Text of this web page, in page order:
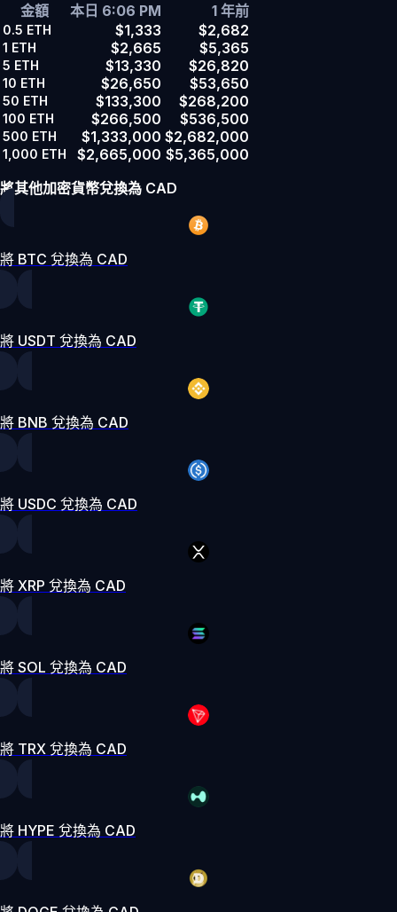
金額
本日 6:06 PM 1 年前
0.5 ETH $1,333 $2,682
1 ETH $2,665 $5,365
5 ETH $13,330 $26,820
10 ETH $26,650 $53,650
50 ETH $133,300 $268,200
100 ETH $266,500 $536,500
500 ETH $1,333,000 $2,682,000
1,000 ETH $2,665,000 $5,365,000
將其他加密貨幣兌換為 CAD
將 BTC 兌換為 CAD
將 USDT 兌換為 CAD
將 BNB 兌換為 CAD
將 USDC 兌換為 CAD
將 XRP 兌換為 CAD
將 SOL 兌換為 CAD
將 TRX 兌換為 CAD
將 HYPE 兌換為 CAD